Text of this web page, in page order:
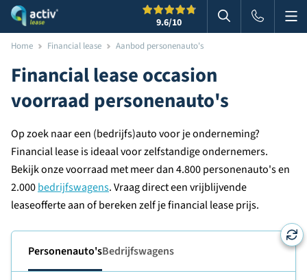
9.6/10 Zoeken in
Home Financial lease Aanbod personenauto's
Financial lease occasion
voorraad personenauto's
Op zoek naar een (bedrijfs)auto voor je onderneming?
Financial lease is ideaal voor zelfstandige ondernemers.
Bekijk onze voorraad met meer dan 4.800 personenauto's en
2.000bedrijfswagens. Vraag direct een vrijblijvende
leaseofferte aan of bereken zelf je financial lease prijs.
Personenauto'sBedrijfswagens